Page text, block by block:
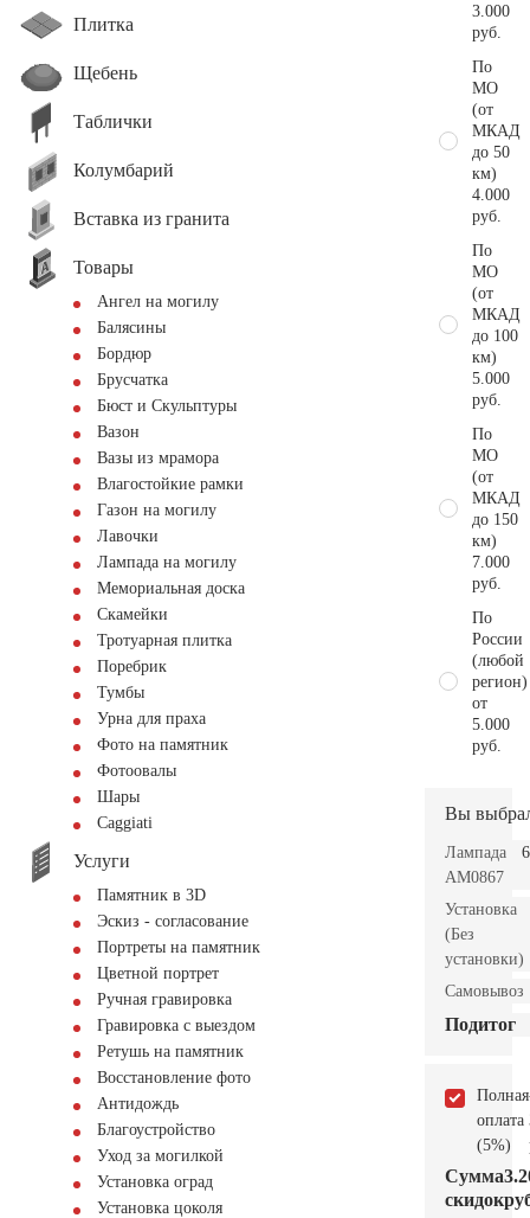
Плитка
Щебень
Таблички
Колумбарий
Вставка из гранита
Товары
Ангел на могилу
Балясины
Бордюр
Брусчатка
Бюст и Скульптуры
Вазон
Вазы из мрамора
Влагостойкие рамки
Газон на могилу
Лавочки
Лампада на могилу
Мемориальная доска
Скамейки
Тротуарная плитка
Поребрик
Тумбы
Урна для праха
Фото на памятник
Фотоовалы
Шары
Сaggiati
Услуги
Памятник в 3D
Эскиз - согласование
Портреты на памятник
Цветной портрет
Ручная гравировка
Гравировка с выездом
Ретушь на памятник
Восстановление фото
Антидождь
Благоустройство
Уход за могилкой
Установка оград
Установка цоколя
3.000
руб.
По
МО
(от
МКАД
до 50
км)
4.000
руб.
По
МО
(от
МКАД
до 100
км)
5.000
руб.
По
МО
(от
МКАД
до 150
км)
7.000
руб.
По
России
(любой
регион)
от
5.000
руб.
Вы
Лампада
AM0867
Установка
(Без
установки)
Самовывоз
Подитог
Полная
оплата
(5%)
Сумма
скидок